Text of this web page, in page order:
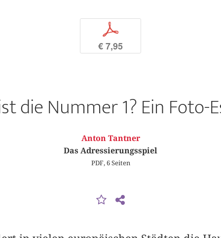
p
€ 7,95
die Nummer 1? Ein Foto-
Anton Tantner
Das Adressierungsspiel
PDF, 6 Seiten